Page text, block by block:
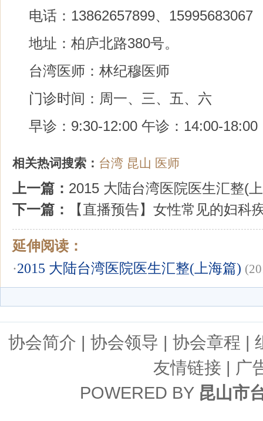
电话：13862657899、15995683067
地址：柏庐北路380号。
台湾医师：林纪穆医师
门诊时间：周一、三、五、六
早诊：9:30-12:00 午诊：14:00-18:00
相关热词搜索： 台湾 昆山 医师
上一篇： 2015 大陆台湾医院医生汇整(
下一篇：
【直播预告】女性常见的妇科
延伸阅读：
·2015 大陆台湾医院医生汇整(上海篇)
协会简介 | 协会领导 | 协会章程 |
友情链接 | 广
POWERED BY 昆山市